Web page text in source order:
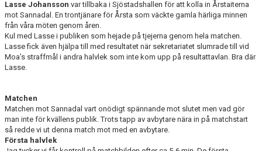
Lasse Johansson var tillbaka i Sjöstadshallen för att kolla in Årstaiterna
mot Sannadal. En trontjänare för Årsta som väckte gamla härliga minnen
från våra möten genom åren.
Kul med Lasse i publiken som hejade på tjejerna genom hela matchen.
Lasse fick även hjälpa till med resultatet när sekretariatet slumrade till vid
Moa’s straffmål i andra halvlek som inte kom upp på resultattavlan. Bra där
Lasse.
Matchen
Matchen mot Sannadal vart onödigt spännande mot slutet men vad gör
man inte för kvällens publik. Trots tapp av avbytare nära in på matchstart
så redde vi ut denna match mot med en avbytare.
Första halvlek